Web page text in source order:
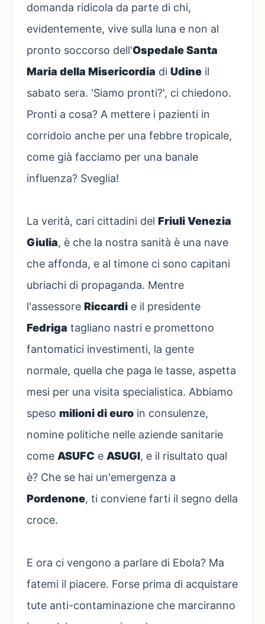
domanda ridicola da parte di chi,
evidentemente, vive sulla luna e non al
pronto soccorso dell'Ospedale Santa
Maria della Misericordia di Udine il
sabato sera. 'Siamo pronti?', ci chiedono.
Pronti a cosa? A mettere i pazienti in
corridoio anche per una febbre tropicale,
come già facciamo per una banale
influenza? Sveglia!
La verità, cari cittadini del Friuli Venezia
Giulia, è che la nostra sanità è una nave
che affonda, e al timone ci sono capitani
ubriachi di propaganda. Mentre
l'assessore Riccardi e il presidente
Fedriga tagliano nastri e promettono
fantomatici investimenti, la gente
normale, quella che paga le tasse, aspetta
mesi per una visita specialistica. Abbiamo
speso milioni di euro in consulenze,
nomine politiche nelle aziende sanitarie
come ASUFC e ASUGI, e il risultato qual
è? Che se hai un'emergenza a
Pordenone, ti conviene farti il segno della
croce.
E ora ci vengono a parlare di Ebola? Ma
fatemi il piacere. Forse prima di acquistare
tute anti-contaminazione che marciranno